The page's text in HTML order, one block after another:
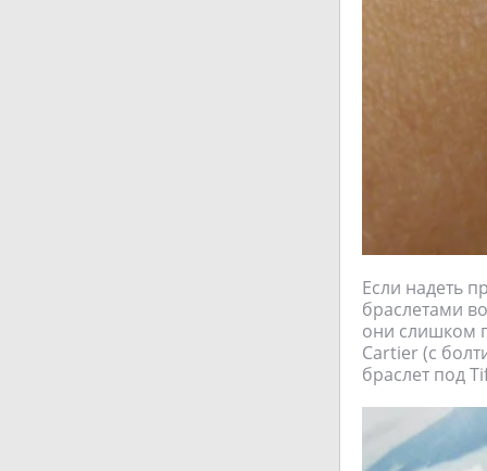
Если надеть
браслетами
они слишком
Cartier (с
браслет под